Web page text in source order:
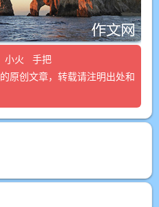
小火
手把
的原创文章，转载请注明出处和